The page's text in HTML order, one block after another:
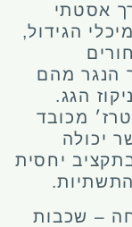
אסטתי
הגידול,
ליטר, אשר הנגר מהם
הגג.
מכובד
יכולה
יחסית
– שכבות